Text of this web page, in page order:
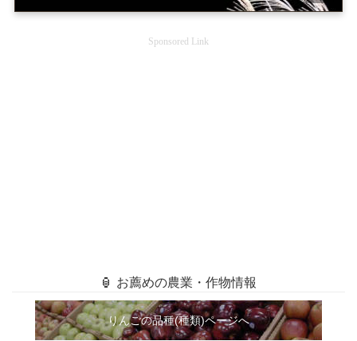
Sponsored Link
🏮 お薦めの農業・作物情報
りんごの品種(種類)ページへ